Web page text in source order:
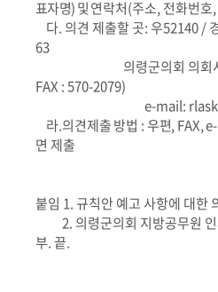
표자명)및연락처(주소, 전화번호
다. 의견 제출할 곳:우52140 /
63
의령군의회 의회사
FAX : 570-2079)
e-mail:
라.의견제출 방법 :우편, FAX,
면 제출
붙임 1. 규칙안 예고 사항에 대한
2. 의령군의회 지방공무원
부.끝.